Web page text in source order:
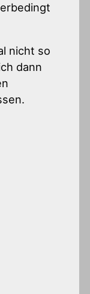
nicht so
dann